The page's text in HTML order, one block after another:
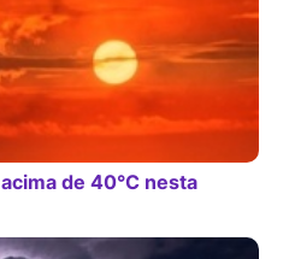
de 40°C nesta